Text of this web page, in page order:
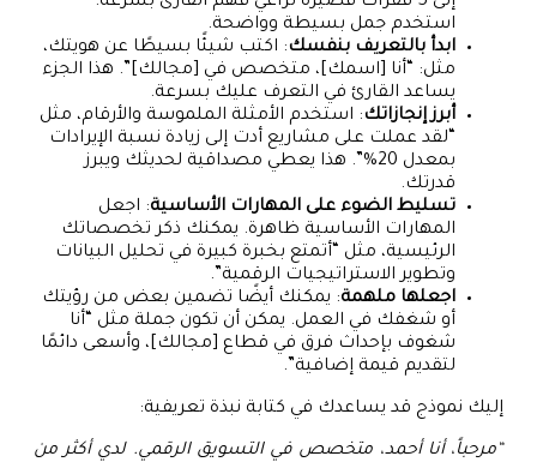
استخدم جمل بسيطة وواضحة.
ابدأ بالتعريف بنفسك: اكتب شيئًا بسيطًا عن هويتك،
مثل: “أنا [اسمك]، متخصص في [مجالك]”. هذا الجزء
يساعد القارئ في التعرف عليك بسرعة.
أبرز إنجازاتك: استخدم الأمثلة الملموسة والأرقام، مثل
“لقد عملت على مشاريع أدت إلى زيادة نسبة الإيرادات
بمعدل 20%”. هذا يعطي مصداقية لحديثك ويبرز
قدرتك.
تسليط الضوء على المهارات الأساسية: اجعل
المهارات الأساسية ظاهرة. يمكنك ذكر تخصصاتك
الرئيسية، مثل “أتمتع بخبرة كبيرة في تحليل البيانات
وتطوير الاستراتيجيات الرقمية”.
اجعلها ملهمة: يمكنك أيضًا تضمين بعض من رؤيتك
أو شغفك في العمل. يمكن أن تكون جملة مثل “أنا
شغوف بإحداث فرق في قطاع [مجالك]، وأسعى دائمًا
لتقديم قيمة إضافية”.
إليك نموذج قد يساعدك في كتابة نبذة تعريفية:
“مرحباً، أنا أحمد، متخصص في التسويق الرقمي. لدي أكثر من